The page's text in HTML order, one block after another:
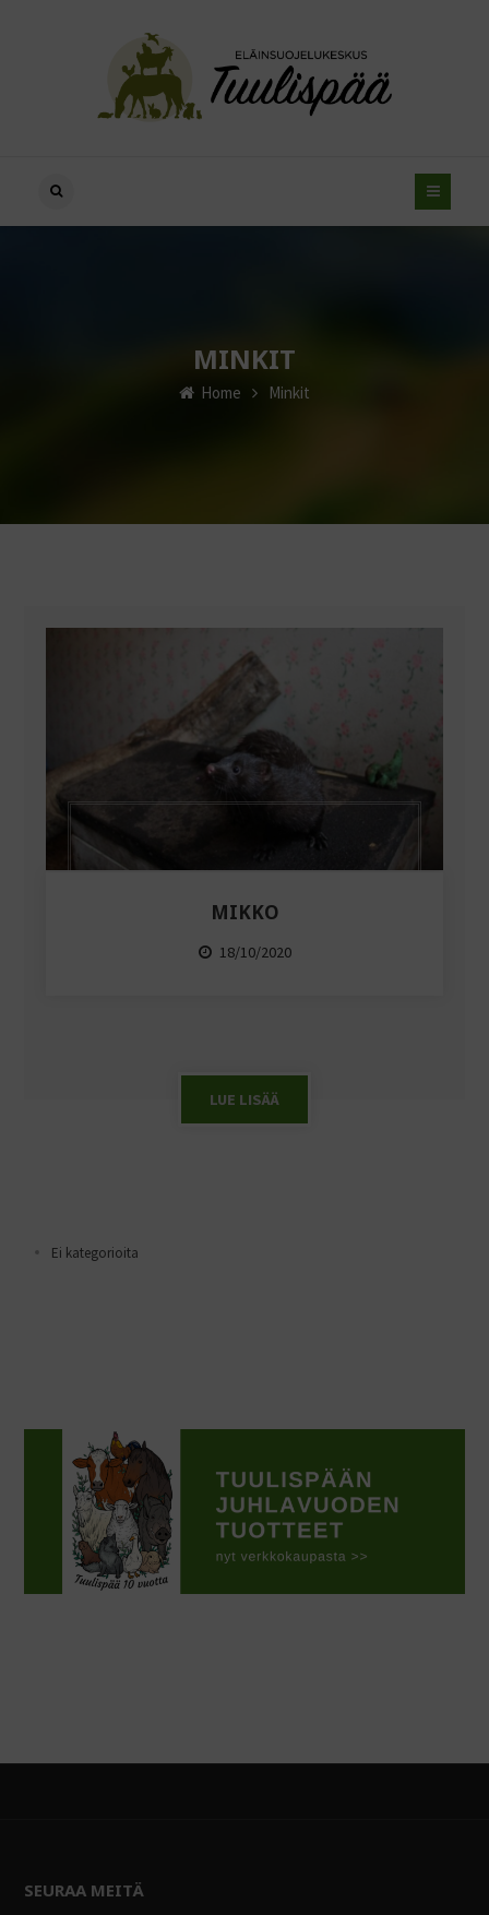
MINKIT
Home Minkit
MIKKO
18/10/2020
LUE LISÄÄ
Ei kategorioita
SEURAA MEITÄ